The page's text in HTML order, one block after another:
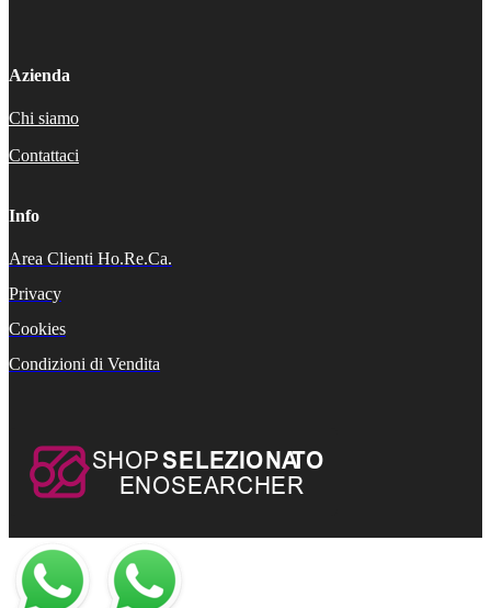
Azienda
Chi siamo
Contattaci
Info
Area Clienti Ho.Re.Ca.
Privacy
Cookies
Condizioni di Vendita